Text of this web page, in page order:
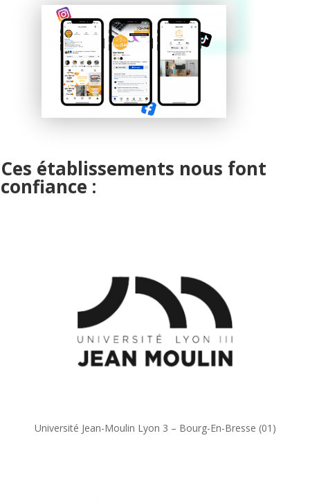
Ces établissements nous font
confiance :
Université Jean-Moulin Lyon 3 – Bourg-En-Bresse (01)